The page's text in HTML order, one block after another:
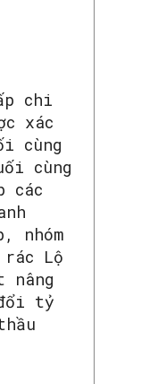
chi
xác
cùng
cùng
các
nhóm
Lộ
nâng
tỷ